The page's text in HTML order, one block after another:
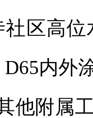
区高
D65内外
他附属